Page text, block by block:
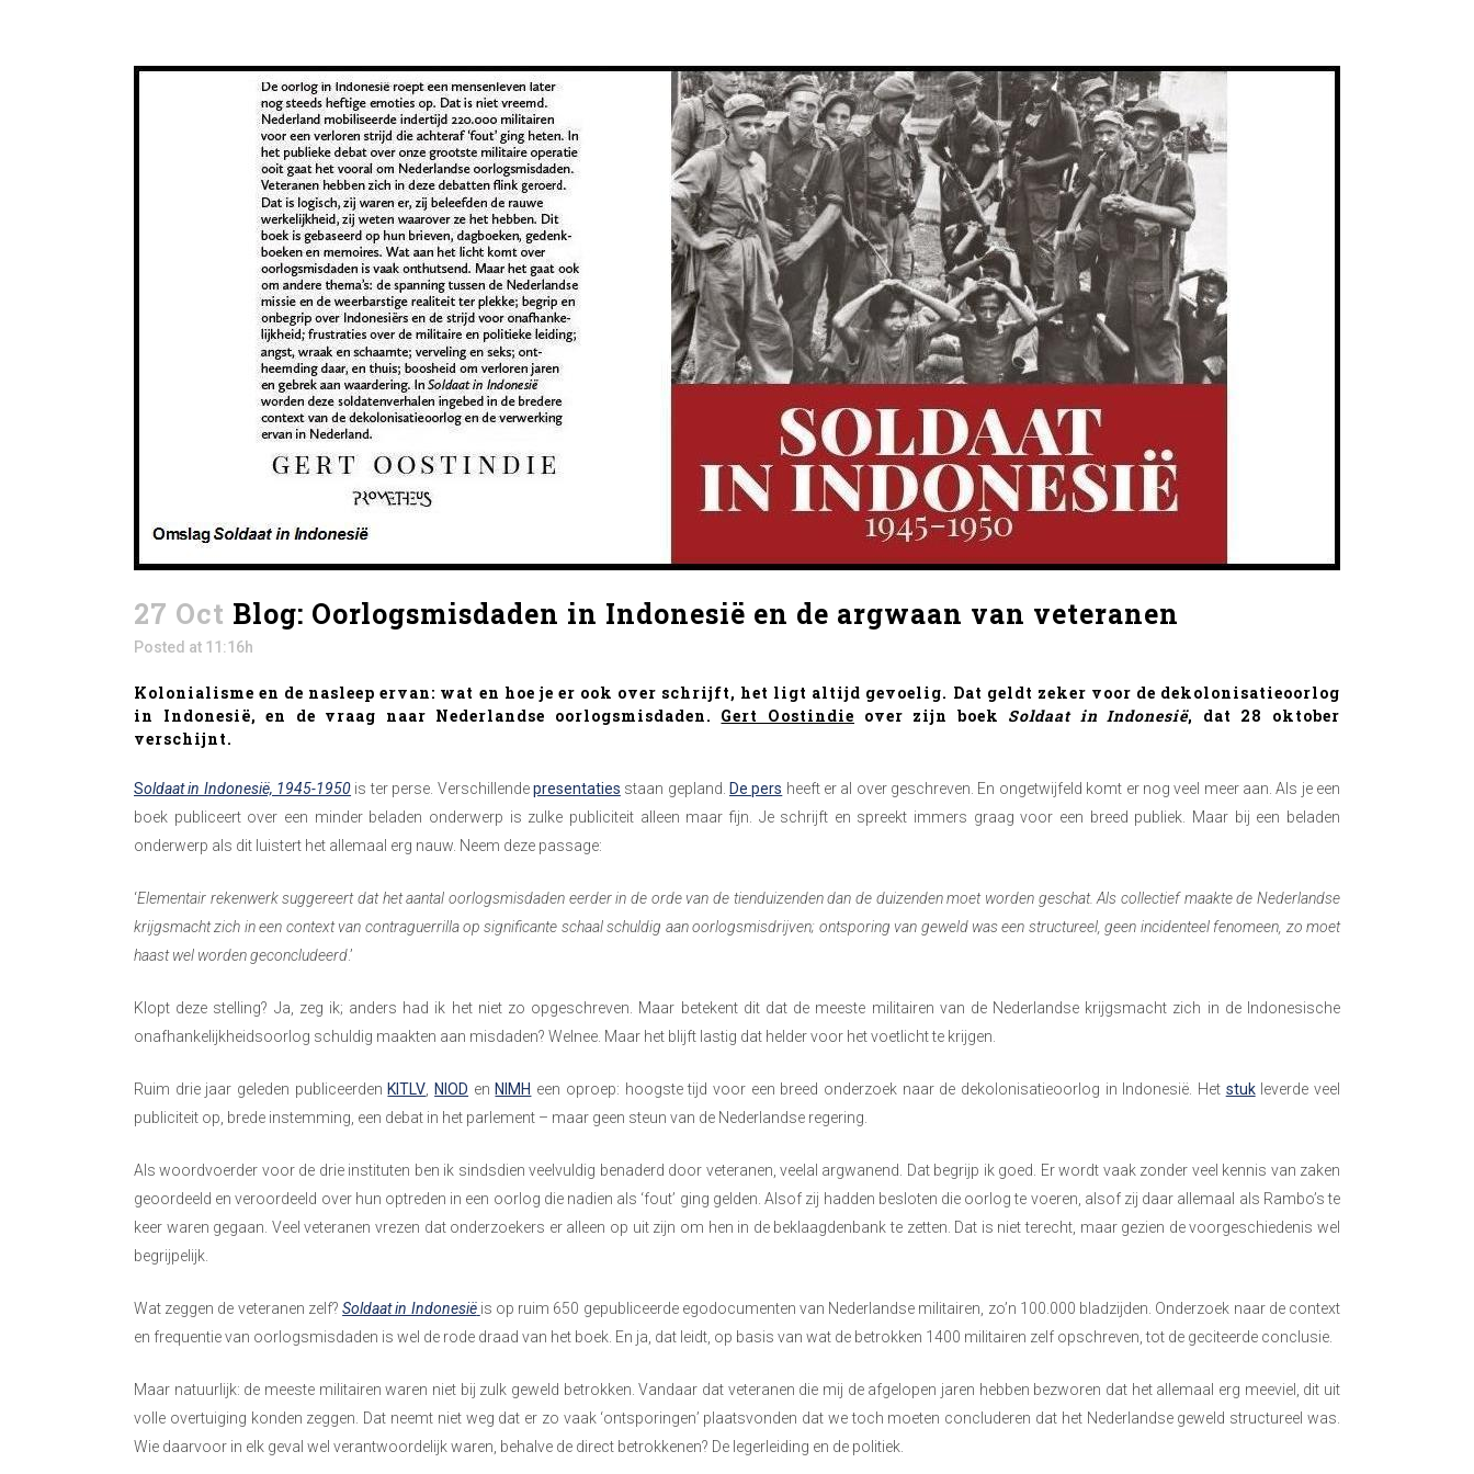
27 Oct Blog: Oorlogsmisdaden in Indonesië en de argwaan van veteranen
Posted at 11:16h
Kolonialisme en de nasleep ervan: wat en hoe je er ook over schrijft, het ligt altijd gevoelig. Dat geldt zeker voor de dekolonisatieoorlog
in Indonesië, en de vraag naar Nederlandse oorlogsmisdaden. Gert Oostindie over zijn boek Soldaat in Indonesië, dat 28 oktober
verschijnt.
Soldaat in Indonesië, 1945-1950 is ter perse. Verschillendepresentaties staan gepland. De pers heeft er al over geschreven. En ongetwijfeld komt er nog veel meer aan. Als je een
boek publiceert over een minder beladen onderwerp is zulke publiciteit alleen maar fijn. Je schrijft en spreekt immers graag voor een breed publiek. Maar bij een beladen
onderwerp als dit luistert het allemaal erg nauw. Neem deze passage:
‘Elementair rekenwerk suggereert dat het aantal oorlogsmisdaden eerder in de orde van de tienduizenden dan de duizenden moet worden geschat. Als collectief maakte de Nederlandse
krijgsmacht zich in een context van contraguerrilla op significante schaal schuldig aan oorlogsmisdrijven; ontsporing van geweld was een structureel, geen incidenteel fenomeen, zo moet
haast wel worden geconcludeerd.’
Klopt deze stelling? Ja, zeg ik; anders had ik het niet zo opgeschreven. Maar betekent dit dat de meeste militairen van de Nederlandse krijgsmacht zich in de Indonesische
onafhankelijkheidsoorlog schuldig maakten aan misdaden? Welnee. Maar het blijft lastig dat helder voor het voetlicht te krijgen.
Ruim drie jaar geleden publiceerden KITLV NIOD en NIMH een oproep: hoogste tijd voor een breed onderzoek naar de dekolonisatieoorlog in Indonesië. Het stukleverde veel
publiciteit op, brede instemming, een debat in het parlement – maar geen steun van de Nederlandse regering.
Als woordvoerder voor de drie instituten ben ik sindsdien veelvuldig benaderd door veteranen, veelal argwanend. Dat begrijp ik goed. Er wordt vaak zonder veel kennis van zaken
geoordeeld en veroordeeld over hun optreden in een oorlog die nadien als ‘fout’ ging gelden. Alsof zij hadden besloten die oorlog te voeren, alsof zij daar allemaal als Rambo’s te
keer waren gegaan. Veel veteranen vrezen dat onderzoekers er alleen op uit zijn om hen in de beklaagdenbank te zetten. Dat is niet terecht, maar gezien de voorgeschiedenis wel
begrijpelijk.
Wat zeggen de veteranen zelf?Soldaat in Indonesië is op ruim 650 gepubliceerde egodocumenten van Nederlandse militairen, zo’n 100.000 bladzijden. Onderzoek naar de context
en frequentie van oorlogsmisdaden is wel de rode draad van het boek. En ja, dat leidt, op basis van wat de betrokken 1400 militairen zelf opschreven, tot de geciteerde conclusie.
Maar natuurlijk: de meeste militairen waren niet bij zulk geweld betrokken. Vandaar dat veteranen die mij de afgelopen jaren hebben bezworen dat het allemaal erg meeviel, dit uit
volle overtuiging konden zeggen. Dat neemt niet weg dat er zo vaak ‘ontsporingen’ plaatsvonden dat we toch moeten concluderen dat het Nederlandse geweld structureel was.
Wie daarvoor in elk geval wel verantwoordelijk waren, behalve de direct betrokkenen? De legerleiding en de politiek.